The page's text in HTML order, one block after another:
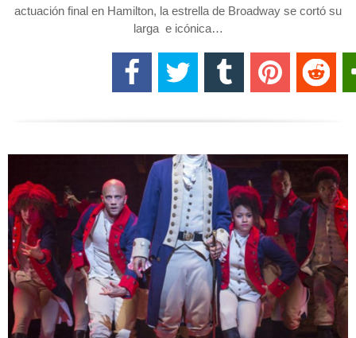
actuación final en Hamilton, la estrella de Broadway se cortó su
larga e icónica…